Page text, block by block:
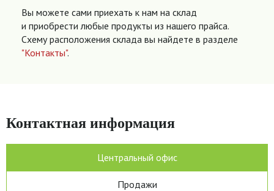
Вы можете сами приехать к нам на склад
и приобрести любые продукты из нашего прайса.
Схему расположения склада вы найдете в разделе
"Контакты".
Контактная информация
Центральный офис
Продажи